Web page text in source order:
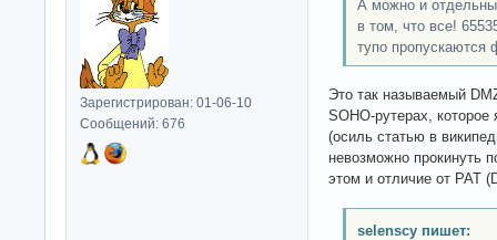
Зарегистрирован: 01-06-10
Сообщений: 676
А можно и
в том, что все!
тупо пропускаются
Это так называемый
SOHO-рутерах,
(осиль статью в
невозможно прокинуть
этом и отличие от PAT
selenscy пишет: